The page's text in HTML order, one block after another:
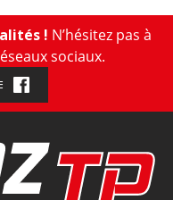
! N’hésitez pas à
sociaux.